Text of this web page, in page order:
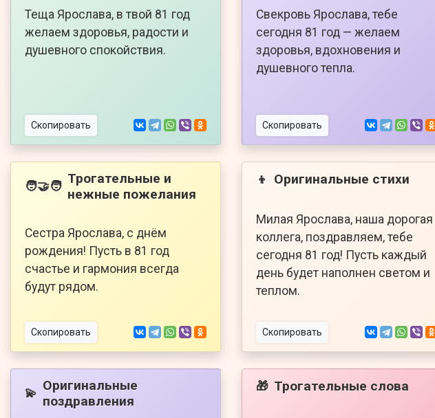
Теща Ярослава, в твой 81 год
желаем здоровья, радости и
душевного спокойствия.
Скопировать
Свекровь Ярослава, тебе
сегодня 81 год — желаем
здоровья, вдохновения и
душевного тепла.
Скопировать
🧑‍🤝‍🧑 Трогательные и
нежные пожелания
Сестра Ярослава, с днём
рождения! Пусть в 81 год
счастье и гармония всегда
будут рядом.
Скопировать
👦 Оригинальные стихи
Милая Ярослава, наша дорогая
коллега, поздравляем, тебе
сегодня 81 год! Пусть каждый
день будет наполнен светом и
теплом.
Скопировать
💫 Оригинальные
поздравления
🎁 Трогательные слова